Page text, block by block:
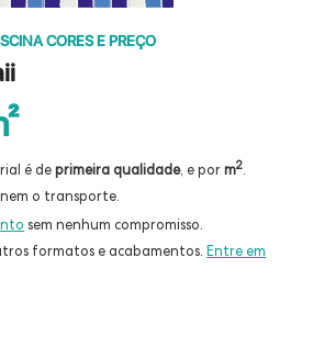
CORES E PREÇO
é de primeira qualidade, e porm2.
o transporte.
sem nenhum compromisso.
formatos e acabamentos.Entre em